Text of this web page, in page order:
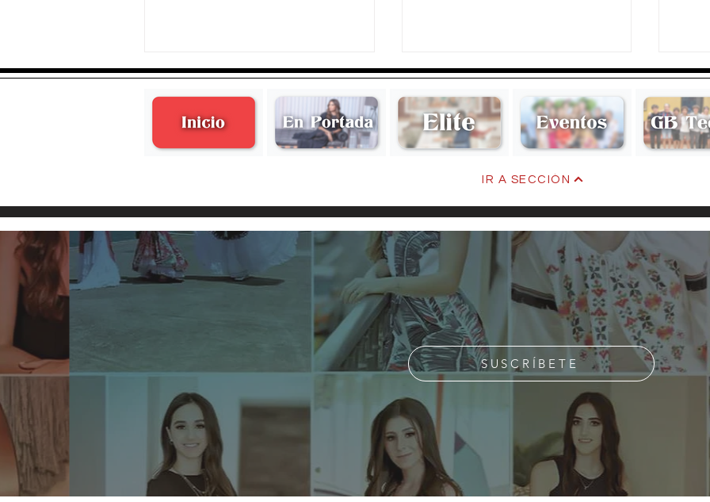
Adriana Ureta
Viviana Lorenzo de Peña
IR A SECCIÓN
SUSCRÍBETE